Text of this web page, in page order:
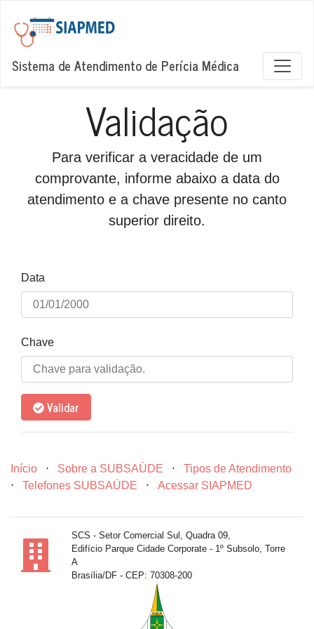
Sistema de Atendimento de Perícia Médica
Validação
Para verificar a veracidade de um
comprovante, informe abaixo a data do
atendimento e a chave presente no canto
superior direito.
Data
Chave
Validar
Início ⋅ Sobre a SUBSAÚDE ⋅
Tipos de Atendimento
⋅
Telefones SUBSAÚDE ⋅ Acessar SIAPMED
SCS - Setor Comercial Sul, Quadra 09,
Edifício Parque Cidade Corporate - 1º Subsolo, Torre
A
Brasília/DF - CEP: 70308-200